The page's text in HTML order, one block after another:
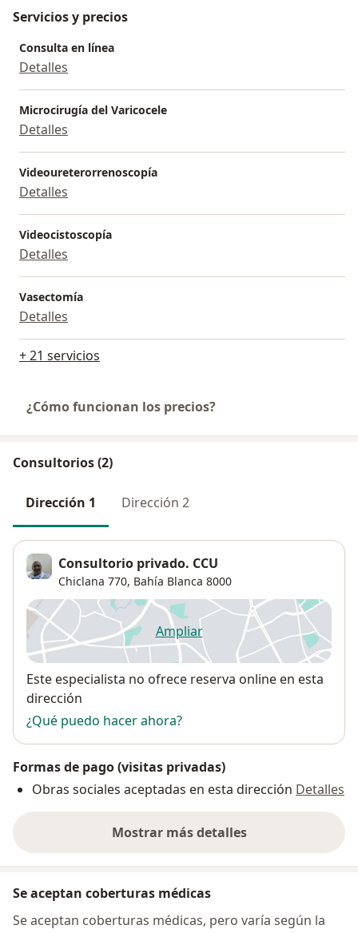
Servicios y precios
Consulta en línea
Detalles
Microcirugía del Varicocele
Detalles
Videoureterorrenoscopía
Detalles
Videocistoscopía
Detalles
Vasectomía
Detalles
+ 21 servicios
¿Cómo funcionan los precios?
Consultorios (2)
Dirección 1 Dirección 2
Consultorio privado. CCU
Chiclana 770, Bahía Blanca 8000
Ampliarse abre en una nueva
Disponibilidad
Este especialista no ofrece reserva online en esta
dirección
¿Qué puedo hacer ahora?
Formas de pago (visitas privadas)
Obras sociales aceptadas en esta dirección Detalles
Mostrar más detalles
sobre la dirección
Se aceptan coberturas médicas
Se aceptan coberturas médicas, pero varía según la